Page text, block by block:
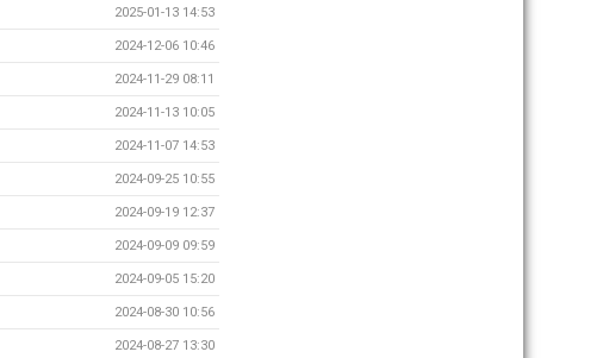
2025-01-13 14:53
2024-12-06 10:46
2024-11-29 08:11
2024-11-13 10:05
2024-11-07 14:53
2024-09-25 10:55
2024-09-19 12:37
2024-09-09 09:59
2024-09-05 15:20
2024-08-30 10:56
2024-08-27 13:30